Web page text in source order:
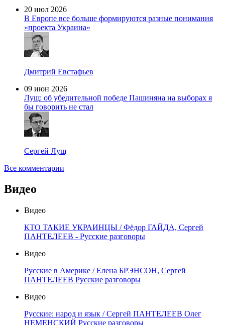
20 июл 2026
В Европе все больше формируются разные понимания
«проекта Украина»
Дмитрий Евстафьев
09 июн 2026
Лущ: об убедительной победе Пашиняна на выборах я
бы говорить не стал
Сергей Лущ
Все комментарии
Видео
Видео
КТО ТАКИЕ УКРАИНЦЫ / Фёдор ГАЙДА, Сергей
ПАНТЕЛЕЕВ - Русские разговоры
Видео
Русские в Америке / Елена БРЭНСОН, Сергей
ПАНТЕЛЕЕВ Русские разговоры
Видео
Русские: народ и язык / Сергей ПАНТЕЛЕЕВ Олег
НЕМЕНСКИЙ Русские разговоры